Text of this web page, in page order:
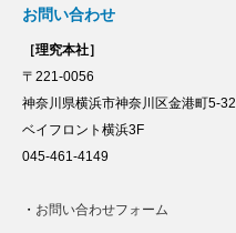
お問い合わせ
［理究本社］
〒221-0056
神奈川県横浜市神奈川区金港町5-32
ベイフロント横浜3F
045-461-4149
・ お問い合わせフォーム